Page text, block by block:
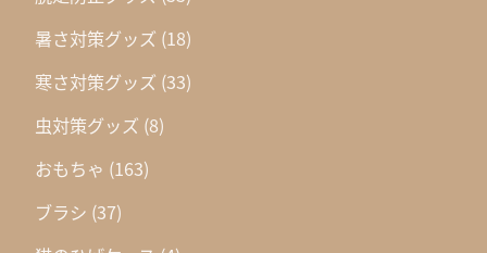
暑さ対策グッズ (18)
寒さ対策グッズ (33)
虫対策グッズ (8)
おもちゃ (163)
ブラシ (37)